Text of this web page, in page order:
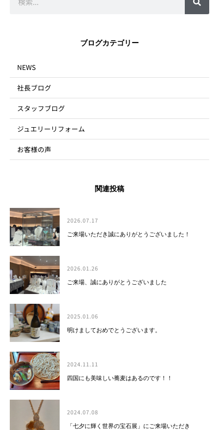
ブログカテゴリー
NEWS
社長ブログ
スタッフブログ
ジュエリーリフォーム
お客様の声
関連投稿
2026.07.17
ご来場いただき誠にありがとうございました！
2026.01.26
ご来場、誠にありがとうございました
2025.01.06
明けましておめでとうございます。
2024.11.11
四国にも美味しい蕎麦はあるのです！！
2024.07.08
「七夕に輝く世界の宝石展」にご来場いただき